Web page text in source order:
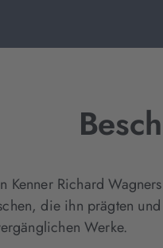
Richard
die ihn prägten
Werke.